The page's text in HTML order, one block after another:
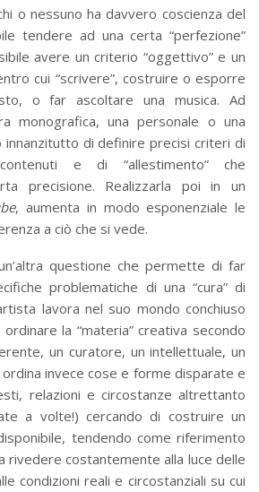
o nessuno ha davvero coscienza del
tendere ad una certa “perfezione”
avere un criterio “oggettivo” e un
cui “scrivere”, costruire o esporre
o far ascoltare una musica. Ad
monografica, una personale o una
innanzitutto di definire precisi criteri di
e di “allestimento” che
precisione. Realizzarla poi in un
, aumenta in modo esponenziale le
a ciò che si vede.
questione che permette di far
problematiche di una “cura” di
lavora nel suo mondo conchiuso
la “materia” creativa secondo
un curatore, un intellettuale, un
invece cose e forme disparate e
relazioni e circostanze altrettanto
a volte!) cercando di costruire un
tendendo come riferimento
rivedere costantemente alla luce delle
condizioni reali e circostanziali su cui